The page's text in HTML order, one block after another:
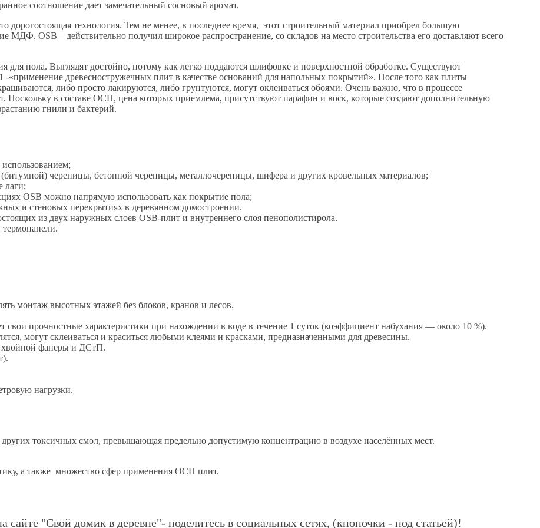
соотношение дает замечательный сосновый аромат.
дорогостоящая технология. Тем не менее, в последнее время, этот строительный материал приобрел большую
МДФ. OSB – действительно получил широкое распространение, со складов на место строительства его доставляют всего
пола. Выглядят достойно, потому как легко поддаются шлифовке и поверхностной обработке. Существуют
древесностружечных плит в качестве оснований для напольных покрытий». После того как плиты
либо просто лакируются, либо грунтуются, могут оклеиваться обоями. Очень важно, что в процессе
Поскольку в составе ОСП, цена которых приемлема, присутствуют парафин и воск, которые создают дополнительную
гнили и бактерий.
черепицы, бетонной черепицы, металлочерепицы, шифера и других кровельных материалов;
лаги;
OSB можно напрямую использовать как покрытие пола;
и стеновых перекрытиях в деревянном домостроении.
из двух наружных слоев OSB-плит и внутреннего слоя пенополистирола.
термопанели.
монтаж высотных этажей без блоков, кранов и лесов.
свои прочностные характеристики при нахождении в воде в течение 1 суток (коэффициент набухания — около 10 %).
могут склеиваться и краситься любыми клеями и красками, предназначенными для древесины.
хвойной фанеры и ДСтП.
нагрузки.
токсичных смол, превышающая предельно допустимую концентрацию в воздухе населённых мест.
а также множество сфер применения ОСП плит.
сайте "Свой домик в деревне"- поделитесь в социальных сетях, (кнопочки - под статьей)!